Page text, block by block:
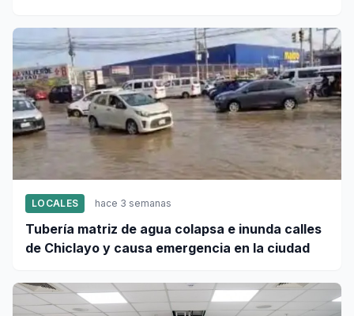
LOCALES hace 3 semanas
Tubería matriz de agua colapsa e inunda calles
de Chiclayo y causa emergencia en la ciudad